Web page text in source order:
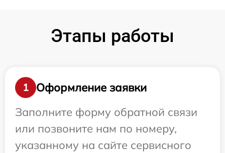
Этапы работы
1
Оформление заявки
Заполните форму обратной связи
или позвоните нам по номеру,
указанному на сайте сервисного